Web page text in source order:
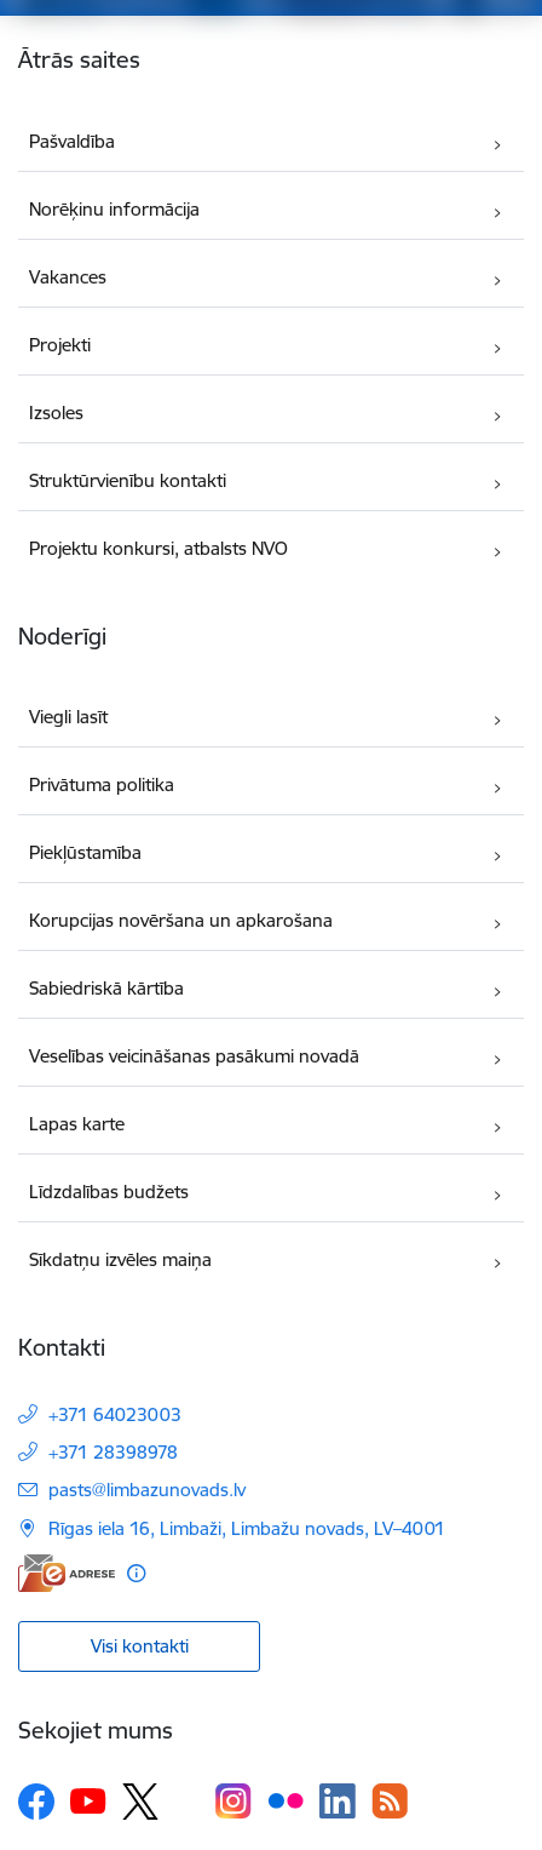
Kājene
Ātrās saites
Pašvaldība
Norēķinu informācija
Vakances
Projekti
Izsoles
Struktūrvienību kontakti
Projektu konkursi, atbalsts NVO
Noderīgi
Viegli lasīt
Privātuma politika
Piekļūstamība
Korupcijas novēršana un apkarošana
Sabiedriskā kārtība
Veselības veicināšanas pasākumi novadā
Lapas karte
Līdzdalības budžets
Sīkdatņu izvēles maiņa
Kontakti
+371 64023003
+371 28398978
E-pasts:
pasts@limbazunovads.lv
Rīgas iela 16, Limbaži, Limbažu novads, LV–4001
Visi kontakti
Sekojiet mums